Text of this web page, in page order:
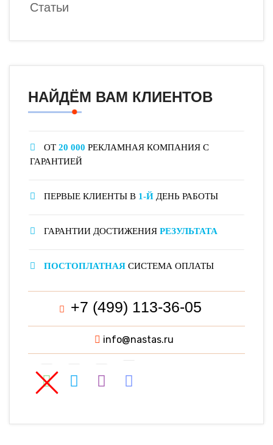
Статьи
НАЙДЁМ ВАМ КЛИЕНТОВ
ОТ 20 000 РЕКЛАМНАЯ КОМПАНИЯ С
ГАРАНТИЕЙ
ПЕРВЫЕ КЛИЕНТЫ В 1-Й ДЕНЬ РАБОТЫ
ГАРАНТИИ ДОСТИЖЕНИЯ РЕЗУЛЬТАТА
ПОСТОПЛАТНАЯ СИСТЕМА ОПЛАТЫ
+7 (499) 113-36-05
info@nastas.ru